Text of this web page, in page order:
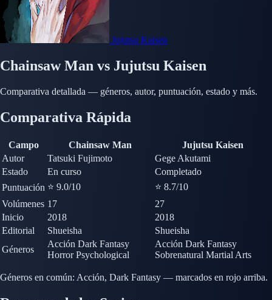
Jujutsu Kaisen
Chainsaw Man vs Jujutsu Kaisen
Comparativa detallada — géneros, autor, puntuación, estado y más.
Comparativa Rápida
Campo Chainsaw Man
Jujutsu Kaisen
Autor
Tatsuki Fujimoto
Gege Akutami
Estado
En curso
Completado
Puntuación ⭐ 9.0/10 ⭐ 8.7/10
Volúmenes 17
27
Inicio
2018
2018
Editorial
Shueisha
Shueisha
Géneros
Acción Dark Fantasy
HorrorPsychological
Acción Dark Fantasy
Sobrenatural Martial Arts
Géneros en común: Acción, Dark Fantasy — marcados en rojo arriba.